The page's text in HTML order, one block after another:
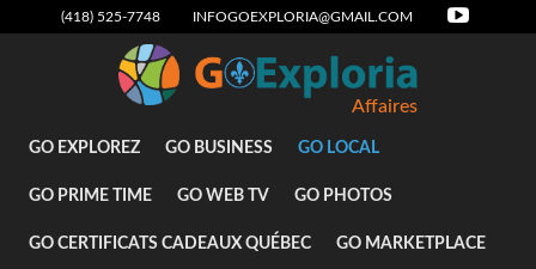
(418) 525-7748 INFOGOEXPLORIA@GMAIL.COM
Affaires
GO EXPLOREZ GO BUSINESS GO LOCAL
GO PRIME TIME GO WEB TV GO PHOTOS
GO CERTIFICATS CADEAUX QUÉBEC GO MARKETPLACE